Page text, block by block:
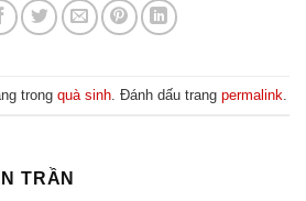
trong quà sinh . Đánh dấu trang permalink
TRẦN